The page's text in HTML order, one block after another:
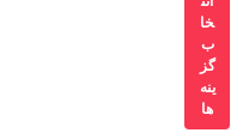
خا
ب
گز
ینه
ها